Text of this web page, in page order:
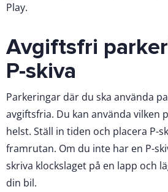
Play.
Avgiftsfri
P-skiva
Parkeringar där du ska använda
avgiftsfria. Du kan använda vilken
helst. Ställ in tiden och placera P-
framrutan. Om du inte har en P-
skriva klockslaget på en lapp och
din bil.